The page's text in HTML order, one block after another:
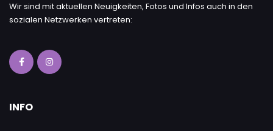
Wir sind mit aktuellen Neuigkeiten, Fotos und Infos auch in den
sozialen Netzwerken vertreten:
INFO